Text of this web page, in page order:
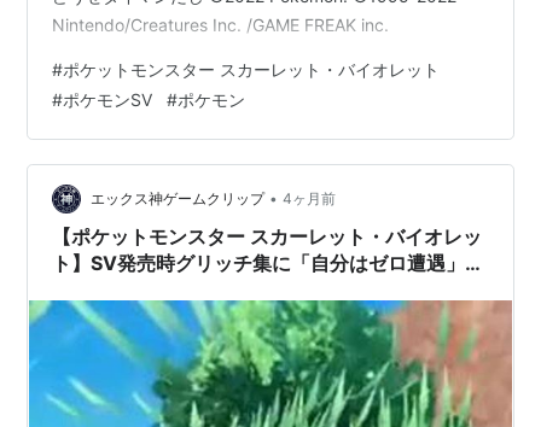
Nintendo/Creatures Inc. /GAME FREAK inc.
#ポケットモンスター スカーレット・バイオレット
#ポケモンSV #ポケモン
エックス神ゲームクリップ • 4ヶ月前
【ポケットモンスター スカーレット・バイオレッ
ト】SV発売時グリッチ集に「自分はゼロ遭遇」宣